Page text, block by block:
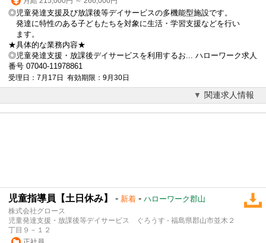
◎児童発達支援及び放課後等デイサービスの多機能型施設です。
発達に特性のある子どもたちを対象に生活・学習支援などを行い
ます。
★具体的な業務内容★
◎児童発達支援・ 放課後デイサービス を利用するお... ハローワーク求人
番号 07040-11978861
受理日：7月17日 有効期限：9月30日
関連求人情報
児童指導員【土日休み】 - 新着 - ハローワーク郡山
株式会社グロース
児童発達支援・放課後等デイサービス ぐろうす - 福島県郡山市並木２
丁目９－１２